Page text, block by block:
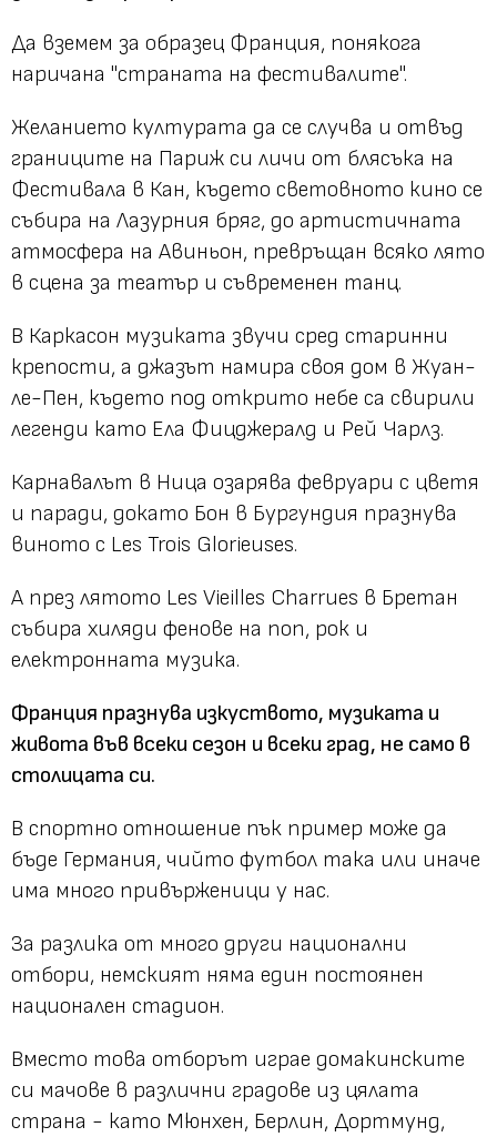
Да вземем за образец Франция, понякога
наричана "страната на фестивалите".
Желанието културата да се случва и отвъд
границите на Париж си личи от блясъка на
Фестивала в Кан, където световното кино се
събира на Лазурния бряг, до артистичната
атмосфера на Авиньон, превръщан всяко лято
в сцена за театър и съвременен танц.
В Каркасон музиката звучи сред старинни
крепости, а джазът намира своя дом в Жуан-
ле-Пен, където под открито небе са свирили
легенди като Ела Фицджералд и Рей Чарлз.
Карнавалът в Ница озарява февруари с цветя
и паради, докато Бон в Бургундия празнува
виното с Les Trois Glorieuses.
А през лятото Les Vieilles Charrues в Бретан
събира хиляди фенове на поп, рок и
електронната музика.
Франция празнува изкуството, музиката и
живота във всеки сезон и всеки град, не само в
столицата си.
В спортно отношение пък пример може да
бъде Германия, чийто футбол така или иначе
има много привърженици у нас.
За разлика от много други национални
отбори, немският няма един постоянен
национален стадион.
Вместо това отборът играе домакинските
си мачове в различни градове из цялата
страна - като Мюнхен, Берлин, Дортмунд,